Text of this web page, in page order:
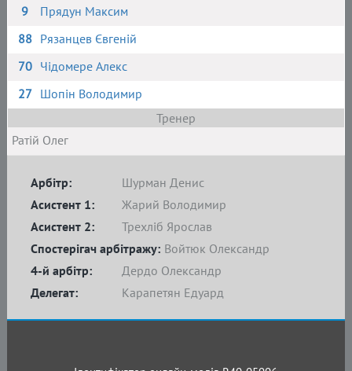
9
Прядун Максим
88 Рязанцев Євгеній
70 Чідомере Алекс
27 Шопін Володимир
Тренер
Ратій Олег
Арбітр:
Шурман Денис
Асистент 1:
Жарий Володимир
Асистент 2:
Трехліб Ярослав
4-й арбітр:
Дердо Олександр
Делегат:
Карапетян Едуард
Спостерігач арбітражу: Войтюк Олександр